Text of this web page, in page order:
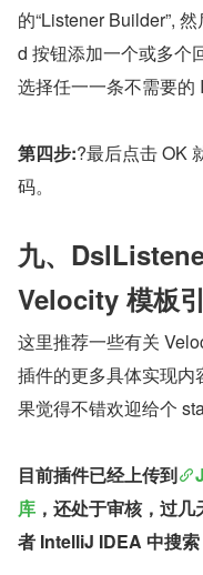
的“Listener Builder”,
d 按钮添加一个或多个
选择任一一条不需要的
第四步:?最后点击 OK
码。
九、
Velocity 模板
这里推荐一些有关
插件的更多具体实现内
果觉得不错欢迎给个
目前插件已经上传到
库 ，还处于审核，过
者 IntelliJ IDEA 中搜